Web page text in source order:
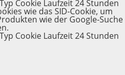
Typ Cookie Laufzeit24 Stunden
wie das SID-Cookie, um
wie der Google-Suche
Typ Cookie Laufzeit24 Stunden